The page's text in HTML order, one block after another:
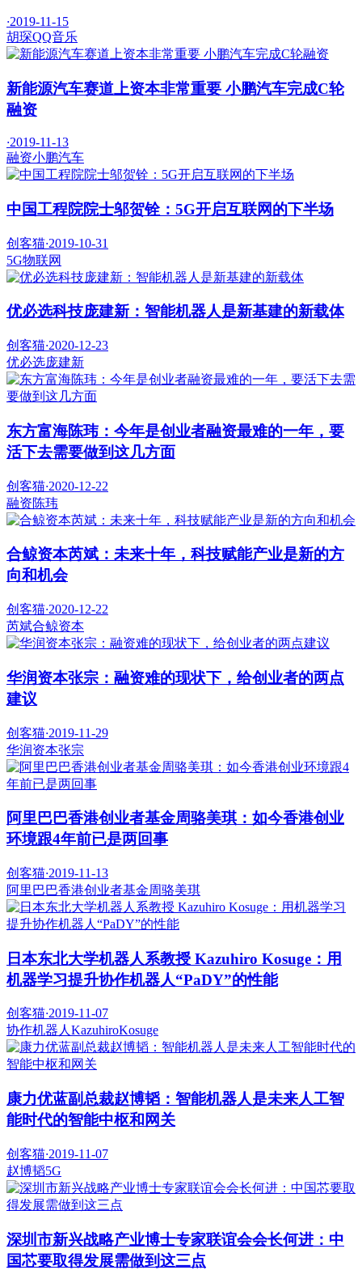
·2019-11-15
胡琛QQ音乐
新能源汽车赛道上资本非常重要 小鹏汽车完成C轮
融资
·2019-11-13
融资小鹏汽车
中国工程院院士邬贺铨：5G开启互联网的下半场
创客猫·2019-10-31
5G物联网
优必选科技庞建新：智能机器人是新基建的新载体
创客猫·2020-12-23
优必选庞建新
东方富海陈玮：今年是创业者融资最难的一年，要
活下去需要做到这几方面
创客猫·2020-12-22
融资陈玮
合鲸资本芮斌：未来十年，科技赋能产业是新的方
向和机会
创客猫·2020-12-22
芮斌合鲸资本
华润资本张宗：融资难的现状下，给创业者的两点
建议
创客猫·2019-11-29
华润资本张宗
阿里巴巴香港创业者基金周骆美琪：如今香港创业
环境跟4年前已是两回事
创客猫·2019-11-13
阿里巴巴香港创业者基金周骆美琪
日本东北大学机器人系教授 Kazuhiro Kosuge：用
机器学习提升协作机器人“PaDY”的性能
创客猫·2019-11-07
协作机器人 KazuhiroKosuge
康力优蓝副总裁赵博韬：智能机器人是未来人工智
能时代的智能中枢和网关
创客猫·2019-11-07
赵博韬5G
深圳市新兴战略产业博士专家联谊会会长何进：中
国芯要取得发展需做到这三点